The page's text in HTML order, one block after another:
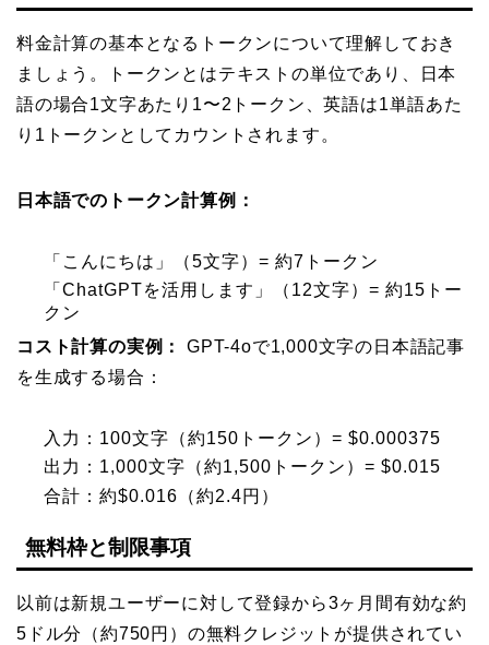
料金計算の基本となるトークンについて理解しておき
ましょう。トークンとはテキストの単位であり、日本
語の場合1文字あたり1〜2トークン、英語は1単語あた
り1トークンとしてカウントされます。
日本語でのトークン計算例：
「こんにちは」（5文字）= 約7トークン
「ChatGPTを活用します」（12文字）= 約15トー
クン
コスト計算の実例：
GPT-4oで1,000文字の日本語記事
を生成する場合：
入力：100文字（約150トークン）= $0.000375
出力：1,000文字（約1,500トークン）= $0.015
合計：約$0.016（約2.4円）
無料枠と制限事項
以前は新規ユーザーに対して登録から3ヶ月間有効な約
5ドル分（約750円）の無料クレジットが提供されてい